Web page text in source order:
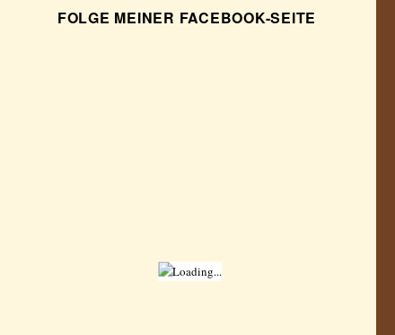
FOLGE MEINER FACEBOOK-SEITE